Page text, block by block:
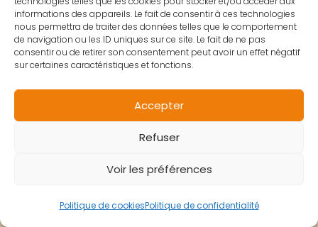
informations des appareils. Le fait de consentir à ces technologies
nous permettra de traiter des données telles que le comportement
de navigation ou les ID uniques sur ce site. Le fait de ne pas
consentir ou de retirer son consentement peut avoir un effet négatif
sur certaines caractéristiques et fonctions.
Accepter
Refuser
Voir les préférences
Politique de cookiesPolitique de confidentialité
POIGNEE FREIN
XIAOMI M365 PRO